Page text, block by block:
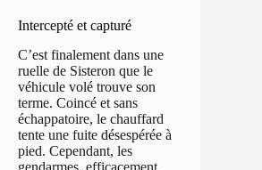
Intercepté et capturé
C’est finalement dans une
ruelle de Sisteron que le
véhicule volé trouve son
terme. Coincé et sans
échappatoire, le chauffard
tente une fuite désespérée à
pied. Cependant, les
gendarmes, efficacement